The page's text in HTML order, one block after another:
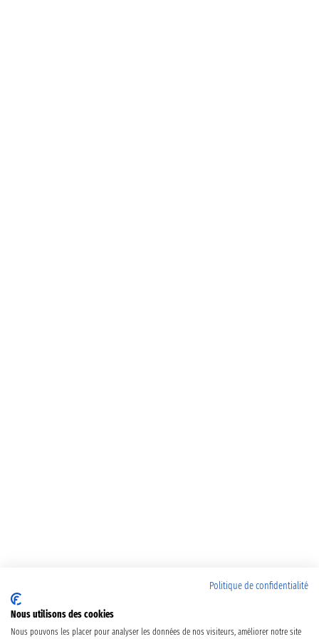
Politique de confidentialité
Nous utilisons des cookies
Nous pouvons les placer pour analyser les données de nos visiteurs, améliorer notre site